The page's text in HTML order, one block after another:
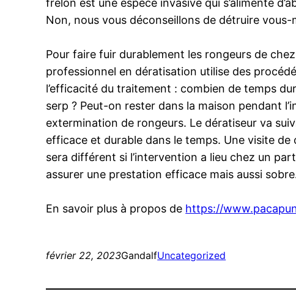
frelon est une espèce invasive qui s’alimente
Non, nous vous déconseillons de détruire
Pour faire fuir durablement les rongeurs de
professionnel en dératisation utilise des
l’efficacité du traitement : combien de temps
serp ? Peut-on rester dans la maison pendant
extermination de rongeurs. Le dératiseur va
efficace et durable dans le temps. Une visite
sera différent si l’intervention a lieu chez un
assurer une prestation efficace mais aussi
En savoir plus à propos de https://
février 22, 2023GandalfUncategorized